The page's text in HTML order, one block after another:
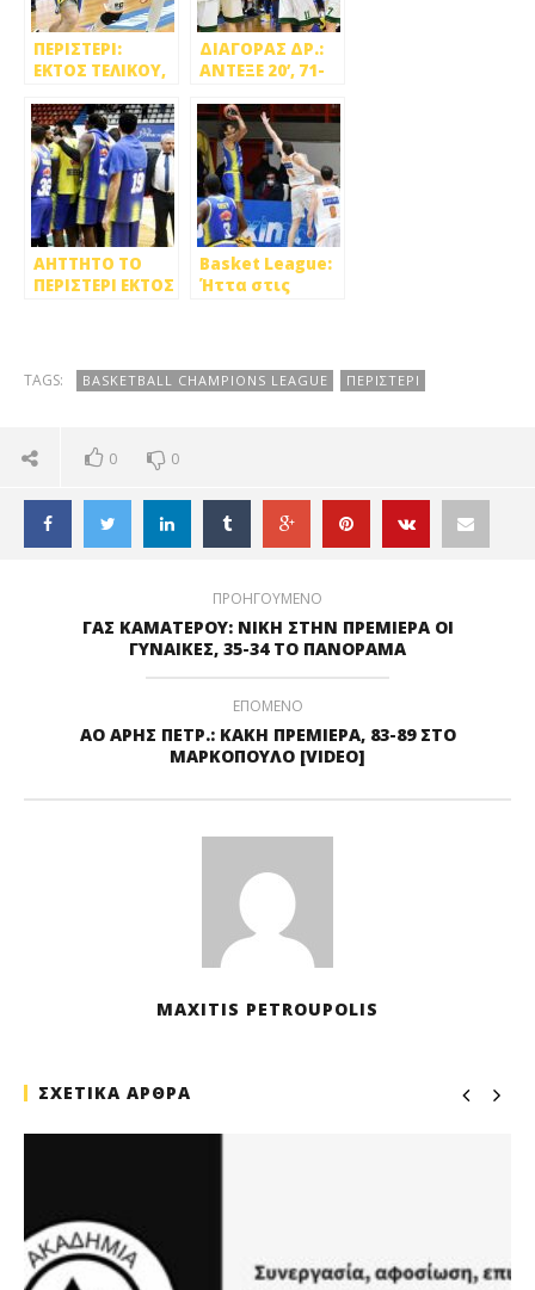
ΠΕΡΙΣΤΕΡΙ:
ΕΚΤΟΣ ΤΕΛΙΚΟΥ,
ΠΡΟΜΗΘΕΑ
ΔΙΑΓΟΡΑΣ ΔΡ.:
ΑΝΤΕΞΕ 20’, 71-
ΑΗΤΤΗΤΟ ΤΟ
ΠΕΡΙΣΤΕΡΙ ΕΚΤΟΣ
Basket League:
Ήττα στις
από τον
Προμηθέα
TAGS: BASKETBALL CHAMPIONS LEAGUE ΠΕΡΙΣΤΕΡΙ
0 0
ΠΡΟΗΓΟΥΜΕΝΟ
ΓΑΣ ΚΑΜΑΤΕΡΟΥ: ΝΙΚΗ ΣΤΗΝ ΠΡΕΜΙΕΡΑ ΟΙ
ΓΥΝΑΙΚΕΣ, 35-34 ΤΟ ΠΑΝΟΡΑΜΑ
ΕΠΟΜΕΝΟ
ΑΟ ΑΡΗΣ ΠΕΤΡ.: KAKH ΠΡΕΜΙΕΡΑ, 83-89 ΣΤΟ
ΜΑΡΚΟΠΟΥΛΟ [VIDEO]
MAXITIS PETROUPOLIS
ΣΧΕΤΙΚΑ ΑΡΘΡΑ